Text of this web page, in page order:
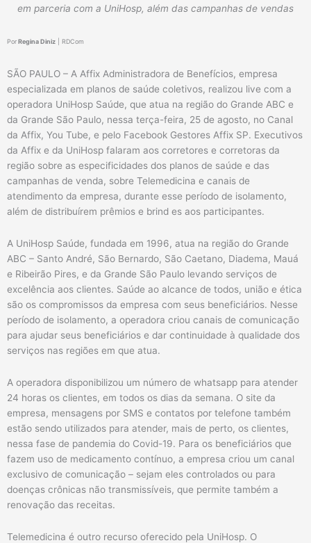
em parceria com a UniHosp, além das campanhas de vendas
PorRegina Diniz | RDCom
SÃO PAULO – A Affix Administradora de Benefícios, empresa
especializada em planos de saúde coletivos, realizou live com a
operadora UniHosp Saúde, que atua na região do Grande ABC e
da Grande São Paulo, nessa terça-feira, 25 de agosto, no Canal
da Affix, You Tube, e pelo Facebook Gestores Affix SP. Executivos
da Affix e da UniHosp falaram aos corretores e corretoras da
região sobre as especificidades dos planos de saúde e das
campanhas de venda, sobre Telemedicina e canais de
atendimento da empresa, durante esse período de isolamento,
além de distribuírem prêmios e brind es aos participantes.
A UniHosp Saúde, fundada em 1996, atua na região do Grande
ABC – Santo André, São Bernardo, São Caetano, Diadema, Mauá
e Ribeirão Pires, e da Grande São Paulo levando serviços de
excelência aos clientes. Saúde ao alcance de todos, união e ética
são os compromissos da empresa com seus beneficiários. Nesse
período de isolamento, a operadora criou canais de comunicação
para ajudar seus beneficiários e dar continuidade à qualidade dos
serviços nas regiões em que atua.
A operadora disponibilizou um número de whatsapp para atender
24 horas os clientes, em todos os dias da semana. O site da
empresa, mensagens por SMS e contatos por telefone também
estão sendo utilizados para atender, mais de perto, os clientes,
nessa fase de pandemia do Covid-19. Para os beneficiários que
fazem uso de medicamento contínuo, a empresa criou um canal
exclusivo de comunicação – sejam eles controlados ou para
doenças crônicas não transmissíveis, que permite também a
renovação das receitas.
Telemedicina é outro recurso oferecido pela UniHosp. O